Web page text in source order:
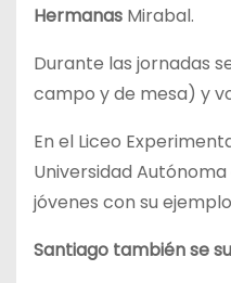
Hermanas Mirabal.
Durante las jornadas
campo y de mesa) y
En el Liceo
Universidad
jóvenes con su
Santiago también se